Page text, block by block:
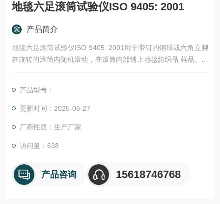
地毯六足滚筒试验仪ISO 9405: 2001
产品简介
地毯六足滚筒试验仪ISO 9405: 2001用于带钉的钢球或六角立脚
在旋转的滚筒内随机滚动，在滚筒内部铺上地毯纺织品 样品。按
标准要求试验后，观测外观的变化。滚筒采用一种往复运动的原
品的性能。
产品型号：
更新时间：2025-08-27
厂商性质：生产厂家
访问量：638
产品咨询 15618746768